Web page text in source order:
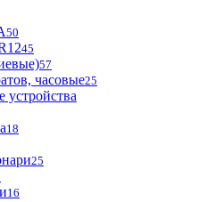
50
45
57
часовые25
18
25
16